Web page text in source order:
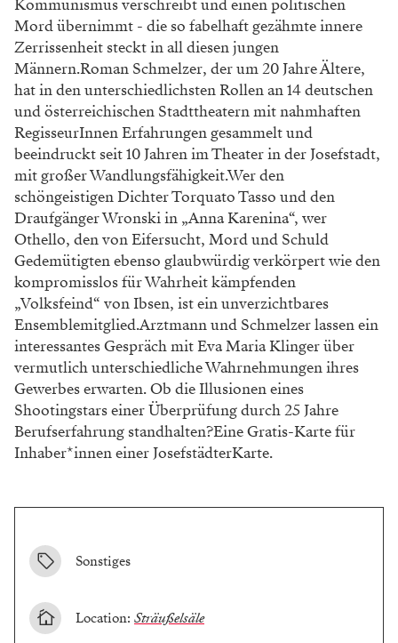
Kommunismus verschreibt und einen politischen
Mord übernimmt - die so fabelhaft gezähmte innere
Zerrissenheit steckt in all diesen jungen
Männern.Roman Schmelzer, der um 20 Jahre Ältere,
hat in den unterschiedlichsten Rollen an 14 deutschen
und österreichischen Stadttheatern mit nahmhaften
RegisseurInnen Erfahrungen gesammelt und
beeindruckt seit 10 Jahren im Theater in der Josefstadt,
mit großer Wandlungsfähigkeit.Wer den
schöngeistigen Dichter Torquato Tasso und den
Draufgänger Wronski in „Anna Karenina“, wer
Othello, den von Eifersucht, Mord und Schuld
Gedemütigten ebenso glaubwürdig verkörpert wie den
kompromisslos für Wahrheit kämpfenden
„Volksfeind“ von Ibsen, ist ein unverzichtbares
Ensemblemitglied.Arztmann und Schmelzer lassen ein
interessantes Gespräch mit Eva Maria Klinger über
vermutlich unterschiedliche Wahrnehmungen ihres
Gewerbes erwarten. Ob die Illusionen eines
Shootingstars einer Überprüfung durch 25 Jahre
Berufserfahrung standhalten?Eine Gratis-Karte für
Inhaber*innen einer JosefstädterKarte.
Sonstiges
Location: Sträußelsäle